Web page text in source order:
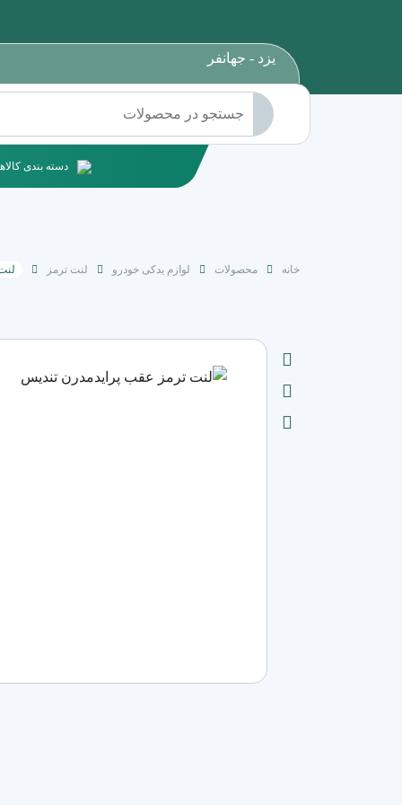
یزد - جهانفر
دسته بندی
خانه محصولات لوازم یدکی خودرو لنت ترمز